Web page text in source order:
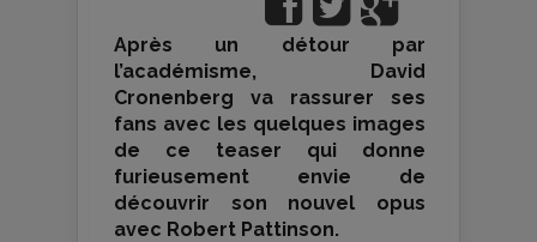
Après un détour par
l’académisme, David
Cronenberg va rassurer ses
fans avec les quelques images
de ce teaser qui donne
furieusement envie de
découvrir son nouvel opus
avec Robert Pattinson.